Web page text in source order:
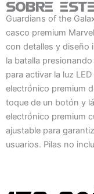
Guardians of the
casco premium
con detalles y diseño
la batalla
para activar la luz
electrónico premium
toque de un botón y
electrónico premium
ajustable para
usuarios. Pilas no